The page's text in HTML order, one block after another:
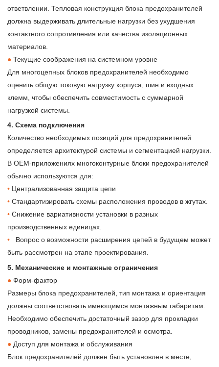
ответвлении. Тепловая конструкция блока предохранителей
должна выдерживать длительные нагрузки без ухудшения
контактного сопротивления или качества изоляционных
материалов.
● Текущие соображения на системном уровне
Для многоцепных блоков предохранителей необходимо
оценить общую токовую нагрузку корпуса, шин и входных
клемм, чтобы обеспечить совместимость с суммарной
нагрузкой системы.
4. Схема подключения
Количество необходимых позиций для предохранителей
определяется архитектурой системы и сегментацией нагрузки.
В OEM-приложениях многоконтурные блоки предохранителей
обычно используются для:
• Централизованная защита цепи
• Стандартизировать схемы расположения проводов в жгутах.
• Снижение вариативности установки в разных
производственных единицах.
•
Вопрос о возможности расширения цепей в будущем может
быть рассмотрен на этапе проектирования.
5. Механические и монтажные ограничения
● Форм-фактор
Размеры блока предохранителей, тип монтажа и ориентация
должны соответствовать имеющимся монтажным габаритам.
Необходимо обеспечить достаточный зазор для прокладки
проводников, замены предохранителей и осмотра.
● Доступ для монтажа и обслуживания
Блок предохранителей должен быть установлен в месте,